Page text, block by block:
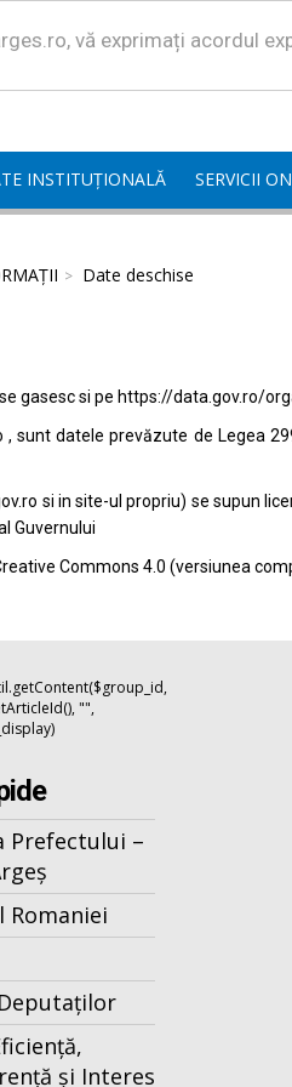
vă exprimați acordul
INSTITUȚIONALĂ SERVICII
Date deschise
se gasesc si pe https://data.gov.ro/
, sunt datele prevăzute de Legea
si in site-ul propriu) se supun
Guvernului
Commons 4.0 (versiunea
"",
Prefectului –
Romaniei
și Interes